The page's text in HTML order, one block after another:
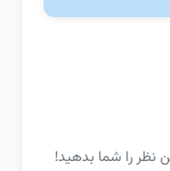
نظر را شما بدهید!